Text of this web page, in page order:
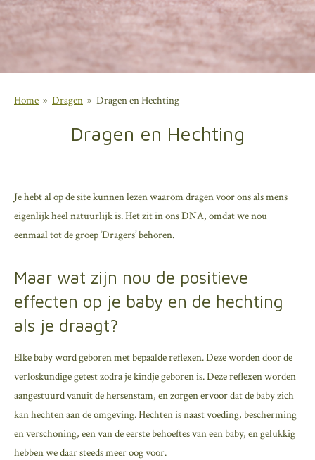
Home » Dragen » Dragen en Hechting
Dragen en Hechting
Je hebt al op de site kunnen lezen waarom dragen voor ons als mens
eigenlijk heel natuurlijk is. Het zit in ons DNA, omdat we nou
eenmaal tot de groep ‘Dragers’ behoren.
Maar wat zijn nou de positieve
effecten op je baby en de hechting
als je draagt?
Elke baby word geboren met bepaalde reflexen. Deze worden door de
verloskundige getest zodra je kindje geboren is. Deze reflexen worden
aangestuurd vanuit de hersenstam, en zorgen ervoor dat de baby zich
kan hechten aan de omgeving. Hechten is naast voeding, bescherming
en verschoning, een van de eerste behoeftes van een baby, en gelukkig
hebben we daar steeds meer oog voor.